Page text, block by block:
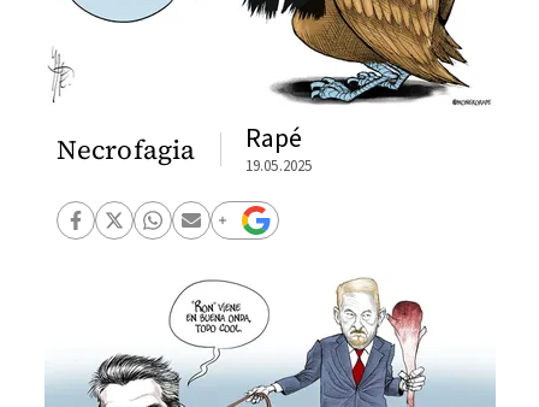
Necrofagia Rapé
19.05.2025